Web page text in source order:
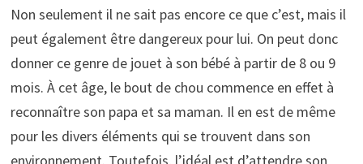
Non seulement il ne sait pas encore ce que c’est, mais il
peut également être dangereux pour lui. On peut donc
donner ce genre de jouet à son bébé à partir de 8 ou 9
mois. À cet âge, le bout de chou commence en effet à
reconnaître son papa et sa maman. Il en est de même
pour les divers éléments qui se trouvent dans son
environnement. Toutefois, l’idéal est d’attendre son